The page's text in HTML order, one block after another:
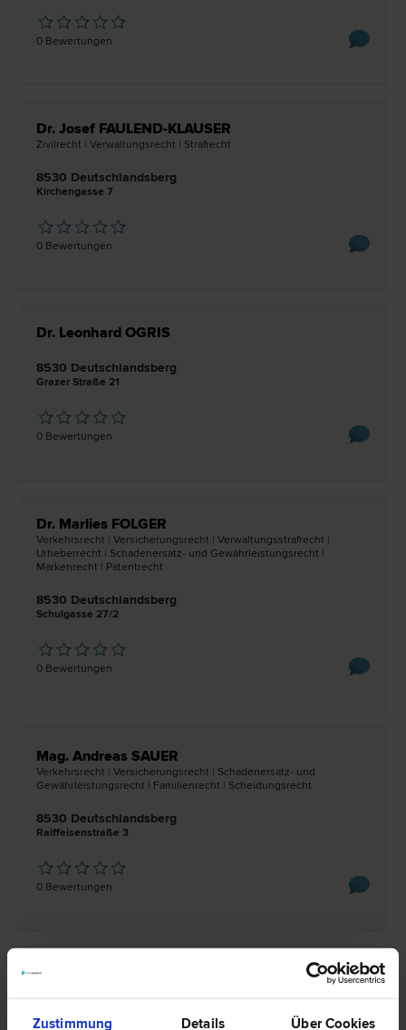
Zustimmung Details Über Cookies
0 Bewertungen
Dr. Josef FAULEND-KLAUSER
Zivil­recht | Verwaltungs­recht | Straf­recht
8530 Deutschlandsberg
Kirchengasse 7
0 Bewertungen
Dr. Leonhard OGRIS
8530 Deutschlandsberg
Grazer Straße 21
0 Bewertungen
Dr. Marlies FOLGER
Verkehrs­recht | Versicherungs­recht | Verwaltungsstraf­recht |
Urheber­recht | Schadenersatz- und Gewährleistungs­recht |
Marken­recht | Patent­recht
8530 Deutschlandsberg
Schulgasse 27/2
0 Bewertungen
Mag. Andreas SAUER
Verkehrs­recht | Versicherungs­recht | Schadenersatz- und
Gewährleistungs­recht | Familien­recht | Scheidungs­recht
8530 Deutschlandsberg
Raiffeisenstraße 3
0 Bewertungen
Mag. Christian PLANINC
Gewährleistungs­recht | Zivil­recht | Inkasso- und Exekutions­recht |
Scheidungs­recht